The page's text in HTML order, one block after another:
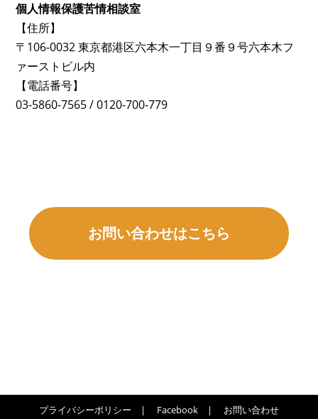
個人情報保護苦情相談室
【住所】
〒106-0032 東京都港区六本木一丁目９番９号六本木フ
ァーストビル内
【電話番号】
03-5860-7565 / 0120-700-779
お問い合わせはこちら
プライバシーポリシー | Facebook | お問い合わせ